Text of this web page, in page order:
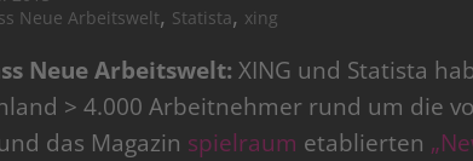
Neue Arbeitswelt, Statista, xing
Neue Arbeitswelt: XING und Statista
> 4.000 Arbeitnehmer rund um die
das Magazin spielraum etablierten